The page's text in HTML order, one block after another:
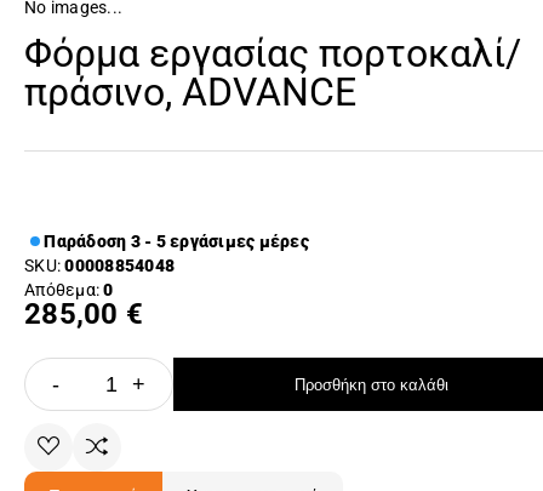
No images...
Φόρμα εργασίας πορτοκαλί/
πράσινο, ADVANCE
Παράδοση 3 - 5 εργάσιμες μέρες
SKU:00008854048
Απόθεμα:0
285,00 €
- + Προσθήκη στο καλάθι